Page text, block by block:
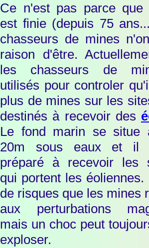
Ce n'est pas parce que
est finie (depuis 75
chasseurs de mines
raison d'être.
les chasseurs de
utilisés pour controler
plus de mines sur les
destinés à recevoir des
Le fond marin se situe
20m sous eaux et il
préparé à recevoir les
qui portent les
de risques que les mines
aux perturbations
mais un choc peut
exploser.